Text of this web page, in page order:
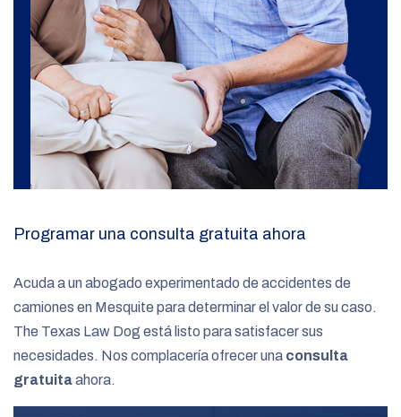
Programar una consulta gratuita ahora
Acuda a un abogado experimentado de accidentes de
camiones en Mesquite para determinar el valor de su caso.
The Texas Law Dog está listo para satisfacer sus
necesidades. Nos complacería ofrecer una consulta
gratuitaahora.